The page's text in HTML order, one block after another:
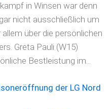
in Winsen war denn
nicht ausschließlich um
über die persönlichen
Greta Pauli (W15)
Bestleistung im...